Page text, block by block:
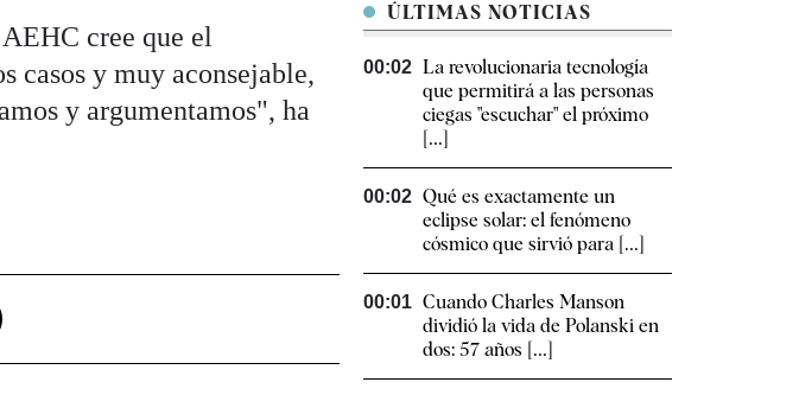
cree que el
casos y muy aconsejable,
y argumentamos", ha
ÚLTIMAS NOTICIAS
00:02 La revolucionaria tecnología
que permitirá a las personas
ciegas "escuchar" el próximo
[...]
00:02 Qué es exactamente un
eclipse solar: el fenómeno
cósmico que sirvió para [...]
00:01 Cuando Charles Manson
dividió la vida de Polanski en
dos: 57 años [...]